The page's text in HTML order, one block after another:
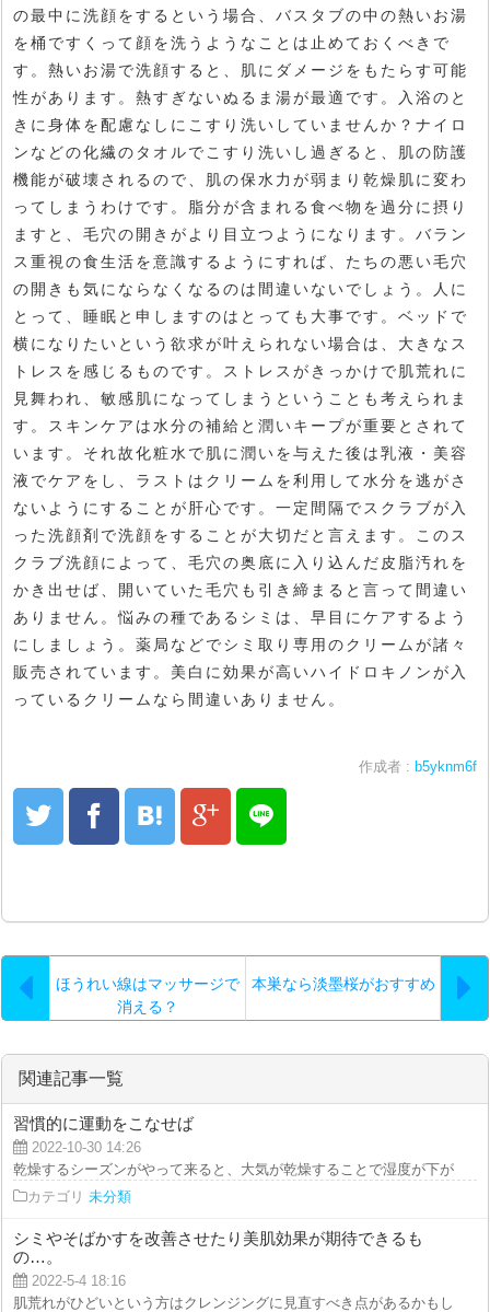
の最中に洗顔をするという場合、バスタブの中の熱いお湯
を桶ですくって顔を洗うようなことは止めておくべきで
す。熱いお湯で洗顔すると、肌にダメージをもたらす可能
性があります。熱すぎないぬるま湯が最適です。入浴のと
きに身体を配慮なしにこすり洗いしていませんか？ナイロ
ンなどの化繊のタオルでこすり洗いし過ぎると、肌の防護
機能が破壊されるので、肌の保水力が弱まり乾燥肌に変わ
ってしまうわけです。脂分が含まれる食べ物を過分に摂り
ますと、毛穴の開きがより目立つようになります。バラン
ス重視の食生活を意識するようにすれば、たちの悪い毛穴
の開きも気にならなくなるのは間違いないでしょう。人に
とって、睡眠と申しますのはとっても大事です。ベッドで
横になりたいという欲求が叶えられない場合は、大きなス
トレスを感じるものです。ストレスがきっかけで肌荒れに
見舞われ、敏感肌になってしまうということも考えられま
す。スキンケアは水分の補給と潤いキープが重要とされて
います。それ故化粧水で肌に潤いを与えた後は乳液・美容
液でケアをし、ラストはクリームを利用して水分を逃がさ
ないようにすることが肝心です。一定間隔でスクラブが入
った洗顔剤で洗顔をすることが大切だと言えます。このス
クラブ洗顔によって、毛穴の奥底に入り込んだ皮脂汚れを
かき出せば、開いていた毛穴も引き締まると言って間違い
ありません。悩みの種であるシミは、早目にケアするよう
にしましょう。薬局などでシミ取り専用のクリームが諸々
販売されています。美白に効果が高いハイドロキノンが入
っているクリームなら間違いありません。
作成者 : b5yknm6f
ほうれい線はマッサージで
消える？
本巣なら淡墨桜がおすすめ
関連記事一覧
習慣的に運動をこなせば
2022-10-30 14:26
乾燥するシーズンがやって来ると、大気が乾燥することで湿度が下がるの
カテゴリ 未分類
シミやそばかすを改善させたり美肌効果が期待できるも
の…。
2022-5-4 18:16
肌荒れがひどいという方はクレンジングに見直すべき点があるかもしれま